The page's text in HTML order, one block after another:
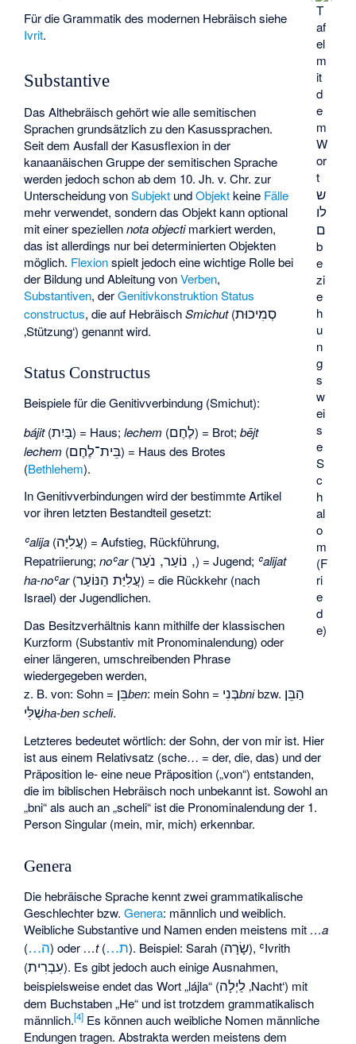
T
af
el
m
it
d
e
m
W
or
t
ש
לו
ם
b
e
zi
e
h
u
n
g
s
w
ei
s
e
S
c
h
al
o
m
(F
ri
e
d
e)
Für die Grammatik des modernen Hebräisch siehe
Ivrit.
Substantive
Das Althebräisch gehört wie alle semitischen
Sprachen grundsätzlich zu den Kasussprachen.
Seit dem Ausfall der Kasusflexion in der
kanaanäischen Gruppe der semitischen Sprache
werden jedoch schon ab dem 10. Jh. v. Chr. zur
Unterscheidung vonSubjekt undObjektkeine Fälle
mehr verwendet, sondern das Objekt kann optional
mit einer speziellennota objectimarkiert werden,
das ist allerdings nur bei determinierten Objekten
möglich. Flexionspielt jedoch eine wichtige Rolle bei
der Bildung und Ableitung vonVerben,
Substantiven, derGenitivkonstruktion Status
constructus, die auf HebräischSmichut(סְמִיכוּת
‚Stützung‘) genannt wird.
Status Constructus
Beispiele für die Genitivverbindung (Smichut):
bájit(בַּיִת) = Haus;lechem (לֶחֶם) = Brot;bējt
lechem (בֵּית־לֶחֶם) = Haus des Brotes
(Bethlehem).
In Genitivverbindungen wird der bestimmte Artikel
vor ihren letzten Bestandteil gesetzt:
ʿalija (עֲלִיָּה) = Aufstieg, Rückführung,
Repatriierung;noʿar(, נוֹעַר, נֹעַר) = Jugend; ʿalijat
ha-noʿar(עֲלִיַּת הַנּוֹעַר) = die Rückkehr (nach
Israel) der Jugendlichen.
Das Besitzverhältnis kann mithilfe der klassischen
Kurzform (Substantiv mit Pronominalendung) oder
einer längeren, umschreibenden Phrase
wiedergegeben werden,
z. B. von: Sohn = בֵּןben: mein Sohn = בְּנִיbnibzw. הַבֵּן
שֶׁלִּיha-ben scheli.
Letzteres bedeutet wörtlich: der Sohn, der von mir ist. Hier
ist aus einem Relativsatz (sche… = der, die, das) und der
Präposition le- eine neue Präposition („von“) entstanden,
die im biblischen Hebräisch noch unbekannt ist. Sowohl an
„bni“ als auch an „scheli“ ist die Pronominalendung der 1.
Person Singular (mein, mir, mich) erkennbar.
Genera
Die hebräische Sprache kennt zwei grammatikalische
Geschlechter bzw.Genera: männlich und weiblich.
Weibliche Substantive und Namen enden meistens mit …a
(ה…) oder …t(ת…). Beispiel: Sarah (שָׂרָה), ʿIvrith
(עִבְרִית). Es gibt jedoch auch einige Ausnahmen,
beispielsweise endet das Wort „lájla“ (לַיְלָה ‚Nacht‘) mit
dem Buchstaben „He“ und ist trotzdem grammatikalisch
männlich.[4] Es können auch weibliche Nomen männliche
Endungen tragen. Abstrakta werden meistens dem